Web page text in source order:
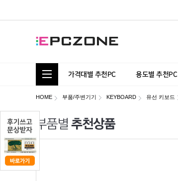
통합 카테고리 보기
가격대별 추천PC 용도별 추천PC
HOME 부품/주변기기 KEYBOARD 유선 키보드